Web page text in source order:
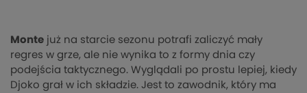
Monte już na starcie sezonu potrafi zaliczyć mały
regres w grze, ale nie wynika to z formy dnia czy
podejścia taktycznego. Wyglądali po prostu lepiej, kiedy
Djoko grał w ich składzie. Jest to zawodnik, który ma